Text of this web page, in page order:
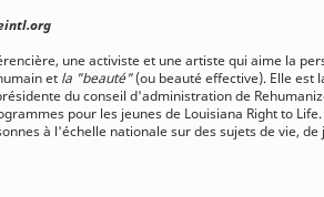
une activiste et une artiste qui aime la
et la "beauté"(ou beauté effective). Elle est
du conseil d'administration de
pour les jeunes de Louisiana Right to
à l'échelle nationale sur des sujets de vie, de